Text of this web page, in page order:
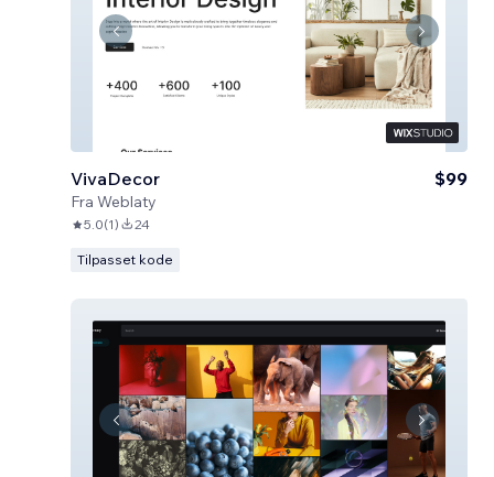
VivaDecor
Fra Weblaty
$99
5.0(1) 24
Tilpasset kode